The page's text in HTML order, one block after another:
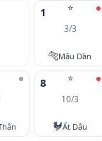
⭐
1
3/3
🐅Mậu Dần
⭐
8
10/3
🐓Ất Dậu